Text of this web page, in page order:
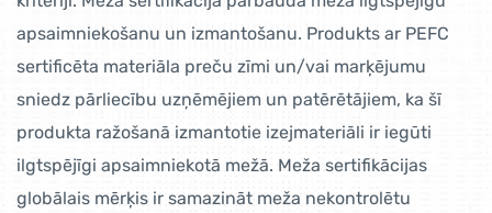
apsaimniekošanu un izmantošanu. Produkts ar PEFC
sertificēta materiāla preču zīmi un/vai marķējumu
sniedz pārliecību uzņēmējiem un patērētājiem, ka šī
produkta ražošanā izmantotie izejmateriāli ir iegūti
ilgtspējīgi apsaimniekotā mežā. Meža sertifikācijas
globālais mērķis ir samazināt meža nekontrolētu